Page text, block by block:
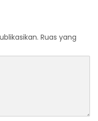
Ruas yang